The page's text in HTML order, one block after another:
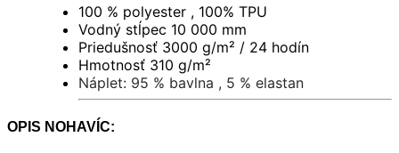
100 % polyester , 100% TPU
Vodný stĺpec 10 000 mm
Priedušnosť 3000 g/m² / 24 hodín
Hmotnosť 310 g/m²
Náplet: 95 % bavlna , 5 % elastan
OPIS NOHAVÍC: